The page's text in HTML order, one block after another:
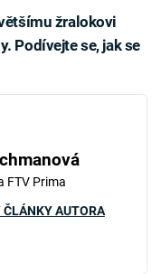
žralokovi
Podívejte se, jak se
FTV Prima
ČLÁNKY AUTORA